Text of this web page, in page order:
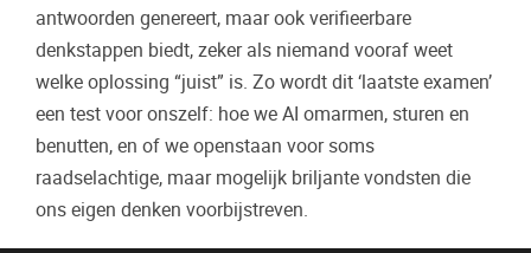
antwoorden genereert, maar ook verifieerbare
denkstappen biedt, zeker als niemand vooraf weet
welke oplossing “juist” is. Zo wordt dit ‘laatste examen’
een test voor onszelf: hoe we AI omarmen, sturen en
benutten, en of we openstaan voor soms
raadselachtige, maar mogelijk briljante vondsten die
ons eigen denken voorbijstreven.